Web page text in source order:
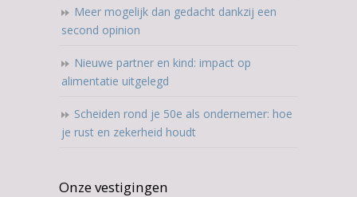
Meer mogelijk dan gedacht dankzij een
second opinion
Nieuwe partner en kind: impact op
alimentatie uitgelegd
Scheiden rond je 50e als ondernemer: hoe
je rust en zekerheid houdt
Onze vestigingen